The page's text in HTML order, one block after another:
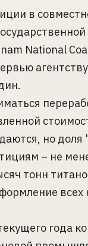
в
National
но
– не
тонн
года